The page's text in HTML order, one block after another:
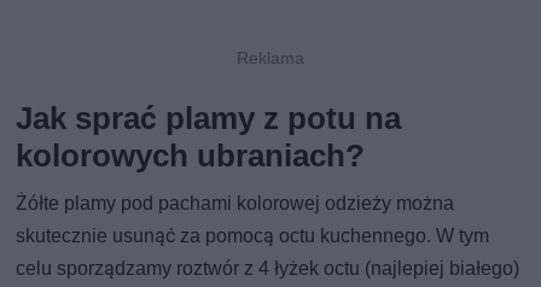
Jak sprać plamy z potu na
kolorowych ubraniach?
Żółte plamy pod pachami kolorowej odzieży można
skutecznie usunąć za pomocą octu kuchennego. W tym
celu sporządzamy roztwór z 4 łyżek octu (najlepiej białego)